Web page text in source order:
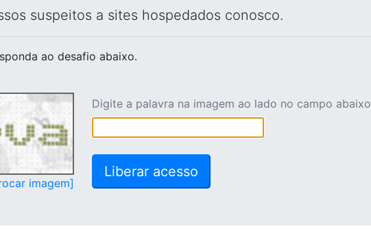
suspeitos a sites hospedados conosco.
ao desafio abaixo.
imagem]
Digite a palavra na imagem ao lado no campo abaixo